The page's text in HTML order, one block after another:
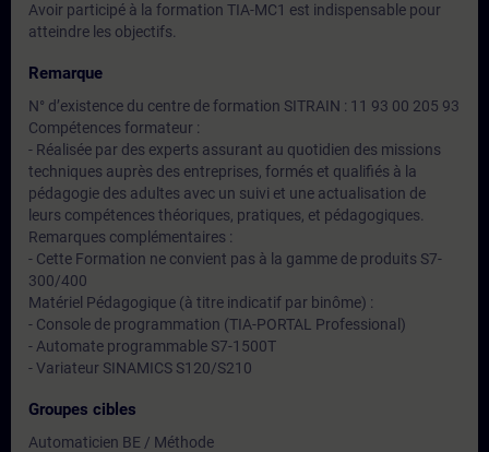
Avoir participé à la formation TIA-MC1 est indispensable pour
atteindre les objectifs.
Remarque
N° d’existence du centre de formation SITRAIN : 11 93 00 205 93
Compétences formateur :
- Réalisée par des experts assurant au quotidien des missions
techniques auprès des entreprises, formés et qualifiés à la
pédagogie des adultes avec un suivi et une actualisation de
leurs compétences théoriques, pratiques, et pédagogiques.
Remarques complémentaires :
- Cette Formation ne convient pas à la gamme de produits S7-
300/400
Matériel Pédagogique (à titre indicatif par binôme) :
- Console de programmation (TIA-PORTAL Professional)
- Automate programmable S7-1500T
- Variateur SINAMICS S120/S210
Groupes cibles
Automaticien BE / Méthode